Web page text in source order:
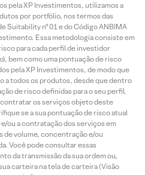
pela XP Investimentos, utilizamos a
por portfólio, nos termos das
Suitability nº 01 e do Código ANBIMA
Essa metodologia consiste em
para cada perfil de investidor
bem como uma pontuação de risco
pela XP Investimentos, de modo que
a todos os produtos, desde que dentro
de risco definidas para o seu perfil.
os serviços objeto deste
se a sua pontuação de risco atual
ou a contratação dos serviços em
de volume, concentração e/ou
Você pode consultar essas
da transmissão da sua ordem ou,
carteira na tela de carteira (Visão